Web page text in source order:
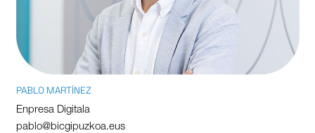
PABLO MARTÍNEZ
Enpresa Digitala
pablo@bicgipuzkoa.eus